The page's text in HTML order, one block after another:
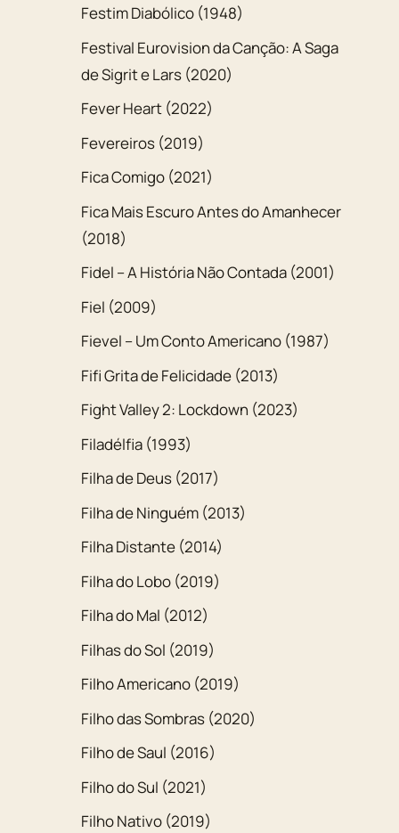
Festim Diabólico (1948)
Festival Eurovision da Canção: A Saga
de Sigrit e Lars (2020)
Fever Heart (2022)
Fevereiros (2019)
Fica Comigo (2021)
Fica Mais Escuro Antes do Amanhecer
(2018)
Fidel – A História Não Contada (2001)
Fiel (2009)
Fievel – Um Conto Americano (1987)
Fifi Grita de Felicidade (2013)
Fight Valley 2: Lockdown (2023)
Filadélfia (1993)
Filha de Deus (2017)
Filha de Ninguém (2013)
Filha Distante (2014)
Filha do Lobo (2019)
Filha do Mal (2012)
Filhas do Sol (2019)
Filho Americano (2019)
Filho das Sombras (2020)
Filho de Saul (2016)
Filho do Sul (2021)
Filho Nativo (2019)